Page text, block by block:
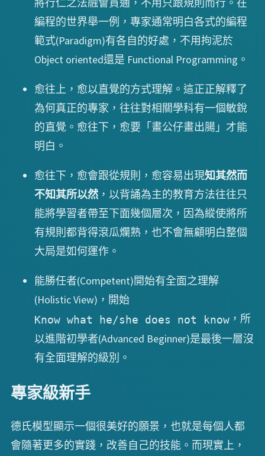
將行仁之法融會貫通，不用只跟規則而行。在
編程的世界舉一例，專家通常明白各式的編程
範式(Paradigm)有各自的好處，不用拘泥於
Object oriented還是 Functional Programming。
愈往上，愈以直覺的方式理解。這正正解釋了
為何真正的專家，往往對相關學科有一個敏銳
的直覺。愈往下，愈要「畫公仔畫出腸」才能
明白。
愈往下，愈會跟從規則，愈容易出現知其然而
不知其所以然 ，以背誦為主的教育方法往往只
能將學習者帶至下面幾個層次，因為縱使將所
有規則都背得滾瓜爛熟，也不會無顧明白整個
大局是如何運作。
能勝任者(Competent)開始有全面之理解
(Holistic View)，開始
Know what he/she does not know ，所
以進階初學者(Advanced Beginner)是最後一層沒
有全面理解的級別。
專家級新手
德氏模型顯示一個很美好的願景，也就是每個人都
會隨著更多的實踐，改善自己的技能。而現實上，